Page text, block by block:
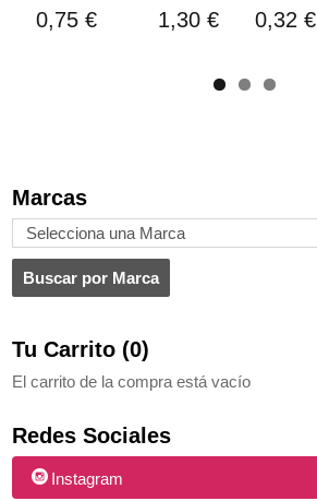
Marcas
Tu Carrito (0)
El carrito de la compra está vacío
Redes Sociales
Instagram
€
1,30 €
0,32 €0,35 €